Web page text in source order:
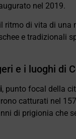
nel 2019.
ritmo di vita di
e tradizionali
e i luoghi di
, punto focal della
catturati nel
di prigionia che